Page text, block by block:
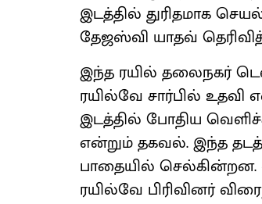
இடத்தில் துரிதமாக
தேஜஸ்வி யாதவ்
இந்த ரயில் தலைநகர்
ரயில்வே சார்பில் உதவி
இடத்தில் போதிய
என்றும் தகவல். இந்த
பாதையில் செல்கின்றன.
ரயில்வே பிரிவினர்